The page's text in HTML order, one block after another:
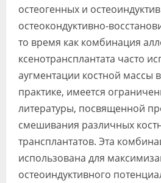
остеогенных и
остеокондуктивно-
то время как комбинация
ксенотрансплантата часто
аугментации костной массы
практике, имеется
литературы, посвященной
смешивания различных
трансплантатов. Эта
использована для
остеоиндуктивного